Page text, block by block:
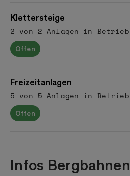
Klettersteige
2 von 2 Anlagen in Betrieb
Offen
Freizeitanlagen
5 von 5 Anlagen in Betrieb
Offen
Infos Bergbahnen